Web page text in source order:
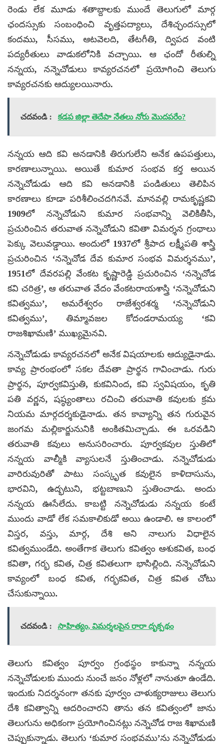
రెండు లేక మూడు శతాబ్దాలకు ముందే తెలుగులో మార్గ
ఛందస్సుకు సంబంధించి వృత్తపద్యాలు, దేశిచ్ఛందస్సులో
కందము, సీసము, ఆటవెలది, తేటగీతి, ద్విపద వంటి
పద్యరీతులు వాడుకలోనికి వచ్చాయి. ఆ ఛందో రీతుల్ని
నన్నయ, నన్నెచోడులు కావ్యరచనలో ప్రయోగించి తెలుగు
కావ్యరచనకు ఆద్యులయినారు.
చదవండి : కడప జిల్లా తెదేపా నేతలు నోరు మొదపరేం?
నన్నయ ఆది కవి అనడానికి తిరుగులేని అనేక ఉపపత్తులు,
కారణాలున్నాయి. అయితే కుమార సంభవ కర్త అయిన
నన్నెచోడుడు ఆది కవి అనడానికి పండితులు తెలిపిన
కారణాలు కూడా పరిశీలించదగినవే. మానవల్లి రామకృష్ణకవి
1909లో నన్నెచోడుని కుమార సంభవాన్ని వెలికితీసి,
ప్రచురించిన తరువాత నన్నెచోడుని కవితా విమర్శన గ్రంథాలు
పెక్కు వెలువడ్డాయి. అందులో 1937లో శ్రీపాద లక్ష్మీపతి శాస్త్రి
ప్రచురించిన ‘నన్నెచోడ దేవ కుమార సంభవ విమర్శనము’,
1951లో దేవరపల్లి వేంకట కృష్ణారెడ్డి ప్రచురించిన ‘నన్నెచోడ
కవి చరిత్ర’, ఆ తరువాత వేదం వేంకటరాయశాస్త్రి ‘నన్నెచోడుని
కవిత్వము’, అమరేశ్వరం రాజేశ్వరశర్మ ‘నన్నెచోడుని
కవిత్వము’, తిమ్మావజల కోదండరామయ్య ‘కవి
రాజశిఖామణి’ ముఖ్యమైనవి.
నన్నెచోడుడు కావ్యరచనలో అనేక విషయాలకు ఆద్యుడైనాడు.
కావ్య ప్రారంభంలో సకల దేవతా ప్రార్థన గావించాడు. గురు
ప్రార్థన, పూర్వకవిస్తుతి, కుకవినింద, కవి స్వవిషయం, కృతి
పతి వర్ణన, షష్ఠ్యంతాలు రచించి తరువాతి కవులకు క్రమ
నియమ మార్గదర్శకుడైనాడు. తన కావ్యాన్ని తన గురువైన
జంగమ మల్లికార్జునునికి అంకితమిచ్చాడు. ఈ ఒరవడిని
తరువాతి కవులు అనుసరించారు. పూర్వకవుల స్తుతిలో
నన్నయ వాల్మీకి వ్యాసులనే స్తుతించాడు. నన్నెచోడుడు
వారిరువురితో పాటు సంస్కృత కవులైన కాళిదాసును,
భారవిని, ఉద్భటుని, భట్టబాణుని స్తుతించాడు. అందు
నన్నయ ఊసేలేదు. కాబట్టి నన్నెచోడుడు నన్నయ కంటే
ముందు వాడో లేక సమకాలికుడో అయి ఉండాలి. ఆ కాలంలో
విస్తర, వస్తు, మార్గ, దేశి అని నాలుగు విధాలైన
కవిత్వముండేది. అంతేగాక తెలుగు కవిత్వం ఆశుకవిత, బంధ
కవితా, గర్భ కవిత, చిత్ర కవితలుగా భాసిల్లింది. నన్నెచోడుని
కావ్యంలో బంధ కవిత, గర్భకవిత, చిత్ర కవిత చోటు
చేసుకున్నాయి.
చదవండి : సాహిత్యం, విమర్శలపైన రారా దృక్పథం
తెలుగు కవిత్వం పూర్వం గ్రంథస్థం కాకున్నా నన్నయ
నన్నెచోడులకు ముందు నుంచే జనం నోళ్లలో నానుతూ ఉండేది.
ఇందుకు నిదర్శనంగా తనకు పూర్వం చాళుక్యరాజులు తెలుగు
దేశి కవిత్వాన్ని ఆదరించారని తాను తన కవిత్వంలో జాను
తెలుగును అధికంగా ప్రయోగించినట్లు నన్నెచోడ రాజ శిఖామణి
చెప్పుకున్నాడు. తెలుగు ‘కుమార సంభవము’ను నన్నెచోడుడు